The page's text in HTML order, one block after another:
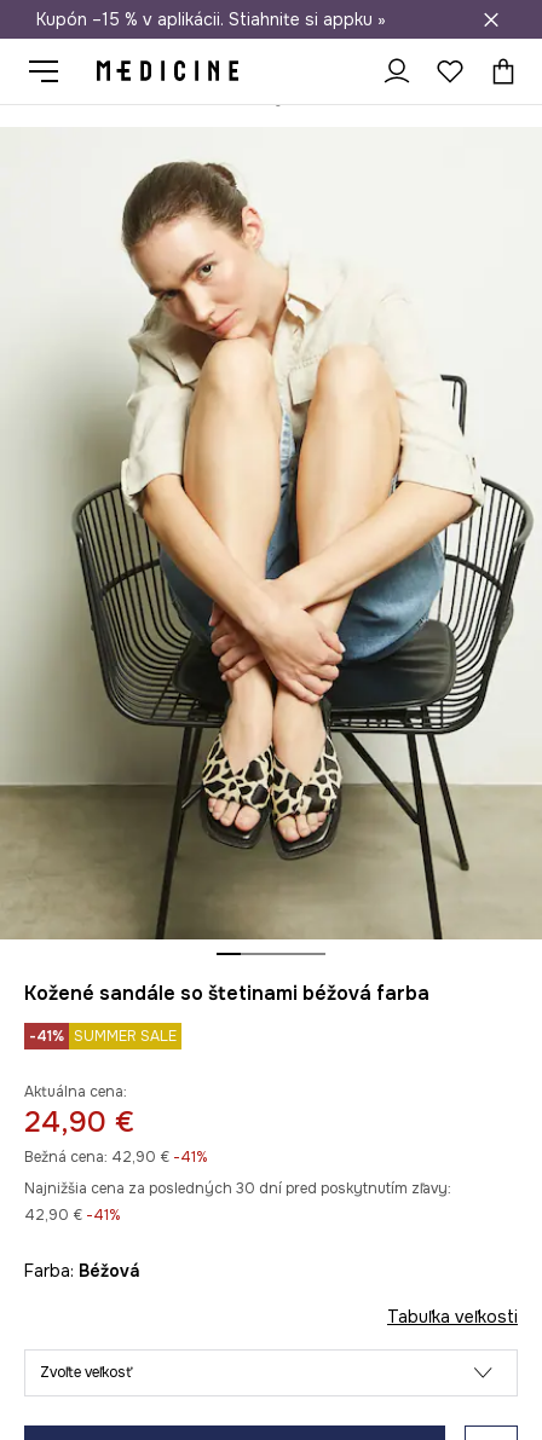
Doprava zadarmo od 50 €
Kupón –15 % v aplikácii. Stiahnite si appku »
Kožené sandále so štetinami béžová farba
-41% SUMMER SALE
Aktuálna cena:
24,90 €
Bežná cena: 42,90 € -41%
Najnižšia cena za posledných 30 dní pred poskytnutím zľavy:
42,90 € -41%
Farba: béžová
Tabuľka veľkosti
Zvoľte veľkosť